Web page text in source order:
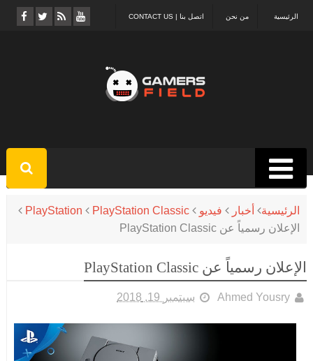
اتصل بنا | CONTACT US من نحن الرئيسية
الرئيسية أخبار فيديو PlayStation
PlayStation Classic
الإعلان رسمياً عن PlayStation Classic
الإعلان رسمياً عن PlayStation Classic
Ahmed Yousry سبتمبر 19, 2018